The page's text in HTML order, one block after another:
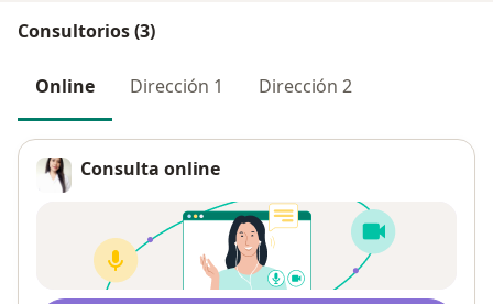
Consultorios (3)
Online Dirección 1 Dirección 2
Consulta online